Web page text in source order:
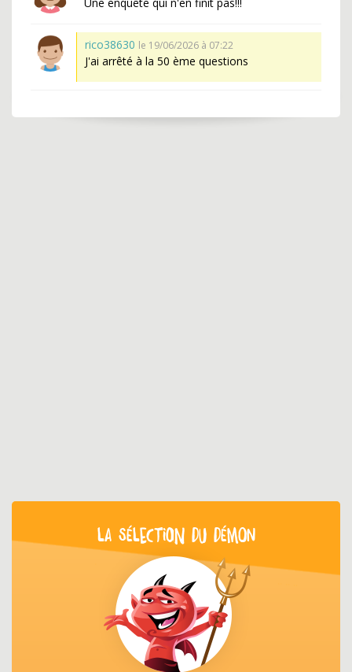
rico38630 le 19/06/2026 à 07:22
J'ai arrêté à la 50 ème questions
LA SÉLECTION DU DÉMON